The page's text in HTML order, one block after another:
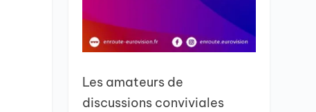
Les amateurs de
discussions conviviales